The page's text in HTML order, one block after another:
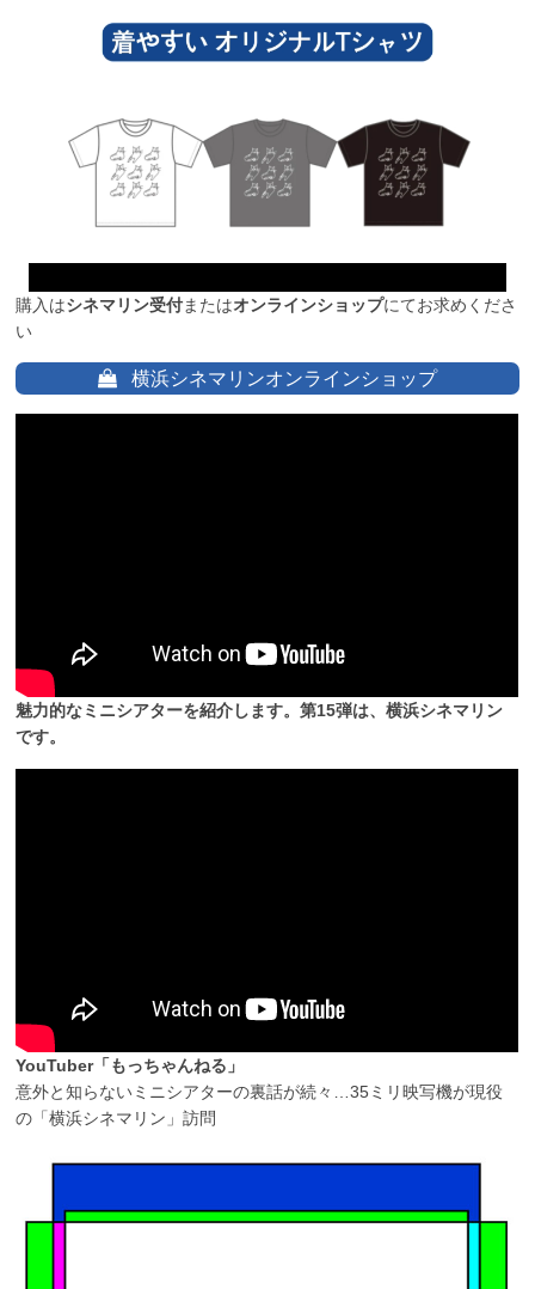
購入はシネマリン受付またはオンラインショップにてお求めくださ
い
横浜シネマリンオンラインショップ
魅力的なミニシアターを紹介します。第15弾は、横浜シネマリン
です。
YouTuber「もっちゃんねる」
意外と知らないミニシアターの裏話が続々…35ミリ映写機が現役
の「横浜シネマリン」訪問